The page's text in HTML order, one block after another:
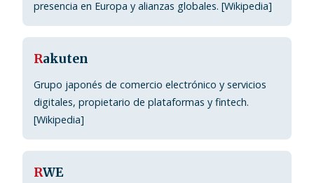
presencia en Europa y alianzas globales. [Wikipedia]
Rakuten
Grupo japonés de comercio electrónico y servicios
digitales, propietario de plataformas y fintech.
[Wikipedia]
RWE